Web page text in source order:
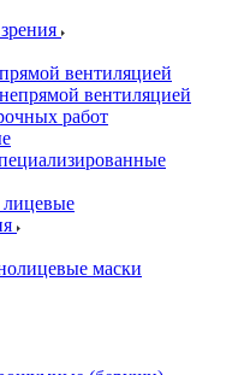
вентиляцией
вентиляцией
работ
маски